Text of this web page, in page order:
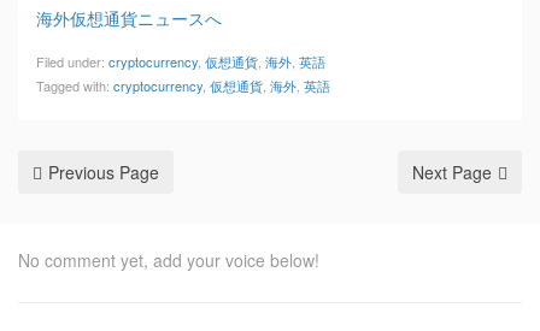
海外仮想通貨ニュースへ
Filed under: cryptocurrency 仮想通貨 海外 英語
Tagged with: cryptocurrency 仮想通貨 海外 英語
Previous Page Next Page
No comment yet, add your voice below!